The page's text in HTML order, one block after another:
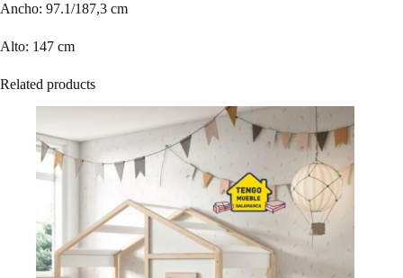
Ancho: 97.1/187,3 cm
Alto: 147 cm
Related products